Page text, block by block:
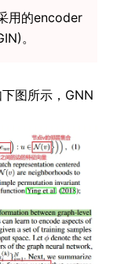
用的encoder
。
图所示，GNN